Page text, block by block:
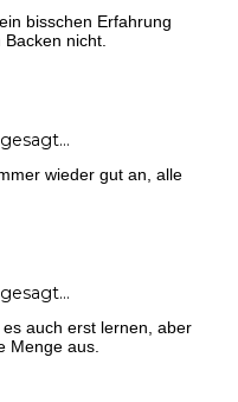
bisschen Erfahrung
nicht.
wieder gut an, alle
auch erst lernen, aber
Menge aus.